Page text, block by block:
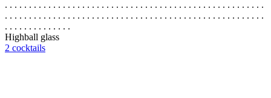
. . . . . . . . . . . . . . . . . . . . . . . . . . . . . . . . . . . . . . . . . . . . . . . . . . . . . .
. . . . . . . . . . . . . . . . . . . . . . . . . . . . . . . . . . . . . . . . . . . . . . . . . . . . . .
. . . . . . . . . . . . . .
Highball glass
2 cocktails